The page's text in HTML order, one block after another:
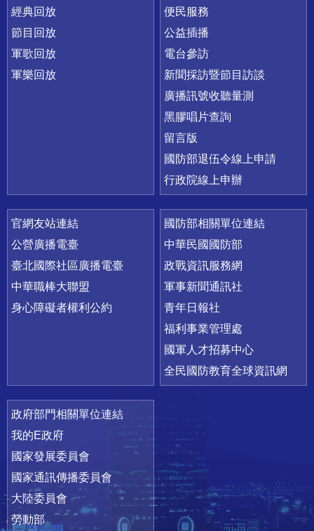
經典回放
節目回放
軍歌回放
軍樂回放
便民服務
公益插播
電台參訪
新聞採訪暨節目訪談
廣播訊號收聽量測
黑膠唱片查詢
留言版
國防部退伍令線上申請
行政院線上申辦
官網友站連結
公營廣播電臺
臺北國際社區廣播電臺
中華職棒大聯盟
身心障礙者權利公約
國防部相關單位連結
中華民國國防部
政戰資訊服務網
軍事新聞通訊社
青年日報社
福利事業管理處
國軍人才招募中心
全民國防教育全球資訊網
政府部門相關單位連結
我的E政府
國家發展委員會
國家通訊傳播委員會
大陸委員會
勞動部